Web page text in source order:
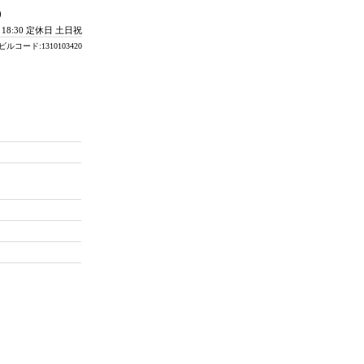
定休日 土日祝
ビルコード:1310103420